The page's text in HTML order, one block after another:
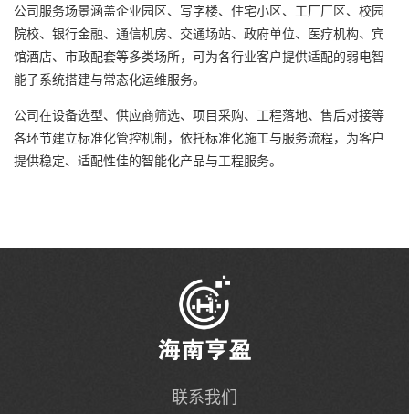
公司服务场景涵盖企业园区、写字楼、住宅小区、工厂厂区、校园
院校、银行金融、通信机房、交通场站、政府单位、医疗机构、宾
馆酒店、市政配套等多类场所，可为各行业客户提供适配的弱电智
能子系统搭建与常态化运维服务。
公司在设备选型、供应商筛选、项目采购、工程落地、售后对接等
各环节建立标准化管控机制，依托标准化施工与服务流程，为客户
提供稳定、适配性佳的智能化产品与工程服务。
联系我们